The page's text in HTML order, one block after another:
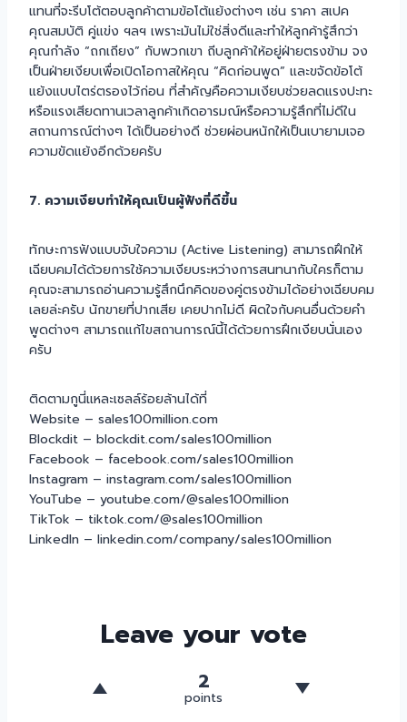
แทนที่จะรีบโต้ตอบลูกค้าตามข้อโต้แย้งต่างๆ เช่น ราคา สเปค
คุณสมบัติ คู่แข่ง ฯลฯ เพราะมันไม่ใช่สิ่งดีและทำให้ลูกค้ารู้สึกว่า
คุณกำลัง “ถกเถียง” กับพวกเขา ถีบลูกค้าให้อยู่ฝ่ายตรงข้าม จง
เป็นฝ่ายเงียบเพื่อเปิดโอกาสให้คุณ “คิดก่อนพูด” และขจัดข้อโต้
แย้งแบบไตร่ตรองไว้ก่อน ที่สำคัญคือความเงียบช่วยลดแรงปะทะ
หรือแรงเสียดทานเวลาลูกค้าเกิดอารมณ์หรือความรู้สึกที่ไม่ดีใน
สถานการณ์ต่างๆ ได้เป็นอย่างดี ช่วยผ่อนหนักให้เป็นเบายามเจอ
ความขัดแย้งอีกด้วยครับ
7. ความเงียบทำให้คุณเป็นผู้ฟังที่ดีขึ้น
ทักษะการฟังแบบจับใจความ (Active Listening) สามารถฝึกให้
เฉียบคมได้ด้วยการใช้ความเงียบระหว่างการสนทนากับใครก็ตาม
คุณจะสามารถอ่านความรู้สึกนึกคิดของคู่ตรงข้ามได้อย่างเฉียบคม
เลยล่ะครับ นักขายที่ปากเสีย เคยปากไม่ดี ผิดใจกับคนอื่นด้วยคำ
พูดต่างๆ สามารถแก้ไขสถานการณ์นี้ได้ด้วยการฝึกเงียบนั่นเอง
ครับ
ติดตามกูนี่แหละเซลล์ร้อยล้านได้ที่
Website – sales100million.com
Blockdit – blockdit.com/sales100million
Facebook – facebook.com/sales100million
Instagram – instagram.com/sales100million
YouTube – youtube.com/@sales100million
TikTok – tiktok.com/@sales100million
LinkedIn – linkedin.com/company/sales100million
Leave your vote
2
points